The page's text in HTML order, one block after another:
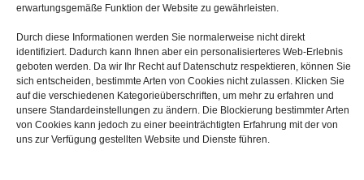
erwartungsgemäße Funktion der Website zu gewährleisten.
Durch diese Informationen werden Sie normalerweise nicht direkt
identifiziert. Dadurch kann Ihnen aber ein personalisierteres Web-Erlebnis
geboten werden. Da wir Ihr Recht auf Datenschutz respektieren, können Sie
sich entscheiden, bestimmte Arten von Cookies nicht zulassen. Klicken Sie
auf die verschiedenen Kategorieüberschriften, um mehr zu erfahren und
unsere Standardeinstellungen zu ändern. Die Blockierung bestimmter Arten
von Cookies kann jedoch zu einer beeinträchtigten Erfahrung mit der von
uns zur Verfügung gestellten Website und Dienste führen.
Ihr Partner für hochpräzise Kunststoffteile.
© 2026
L&S Technische Kunststoffteile GmbH